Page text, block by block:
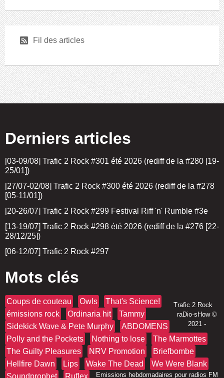
r Fil des articles
Derniers articles
[03-09/08] Trafic 2 Rock #301 été 2026 (rediff de la #280 [19-
25/01])
[27/07-02/08] Trafic 2 Rock #300 été 2026 (rediff de la #278
[05-11/01])
[20-26/07] Trafic 2 Rock #299 Festival Riff 'n' Rumble #3e
[13-19/07] Trafic 2 Rock #298 été 2026 (rediff de la #276 [22-
28/12/25])
[06-12/07] Trafic 2 Rock #297
Mots clés
Coups de couteau Owls
That's Science!
émissions rock
Ordinaria hit
Tammy
Sidekick Wave & Pete Murphy
ABDOMENS
Polly and the Pockets
Nothing to lose
The Marmottes
The Guilty Pleasures
NRV Promotion
Briefbombe
Hellfire Dawn
Lips Wake The Dead
We Were Blank
Soundprophet
Ruflex
Trafic 2 Rock
raDio-sHow©
2021 -
Emissions hebdomadaires pour radios FM